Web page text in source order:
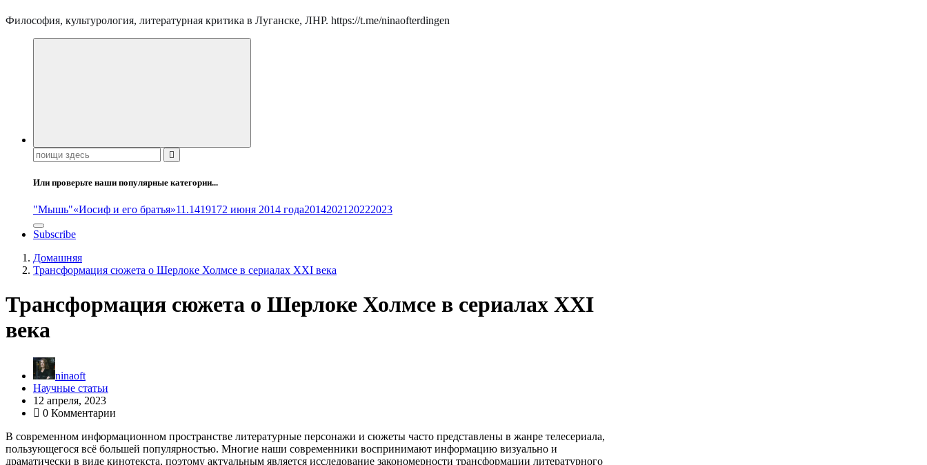
Философия, культурология, литературная критика в Луганске, ЛНР. https://t.me/ninaofterdingen
Поиск:
Или проверьте наши популярные категории...
"Мышь"«Иосиф и его братья»11.1419172 июня 2014 года2014202120222023
Subscribe
Домашняя
Трансформация сюжета о Шерлоке Холмсе в сериалах XXI века
Трансформация сюжета о Шерлоке Холмсе в сериалах XXI
века
ninaoft
Научные статьи
12 апреля, 2023
0 Комментарии
В современном информационном пространстве литературные персонажи и сюжеты часто представлены в жанре телесериала,
пользующегося всё большей популярностью. Многие наши современники воспринимают информацию визуально и
драматически в виде кинотекста, поэтому актуальным является исследование закономерности трансформации литературного